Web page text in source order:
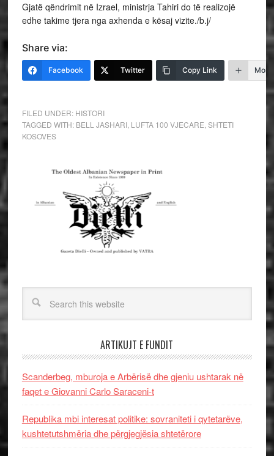
Gjatë qëndrimit në Izrael, ministrja Tahiri do të realizojë
edhe takime tjera nga axhenda e kësaj vizite./b.j/
Share via:
Facebook Twitter Copy Link More
FILED UNDER: HISTORI
TAGGED WITH: BELL JASHARI, LUFTA 100 VJECARE SHTETI
KOSOVES
ARTIKUJT E FUNDIT
Scanderbeg, mburoja e Arbërisë dhe gjeniu ushtarak në
faqet e Giovanni Carlo Saraceni-t
Republika mbi interesat politike: sovraniteti i qytetarëve,
kushtetutshmëria dhe përgjegjësia shtetërore